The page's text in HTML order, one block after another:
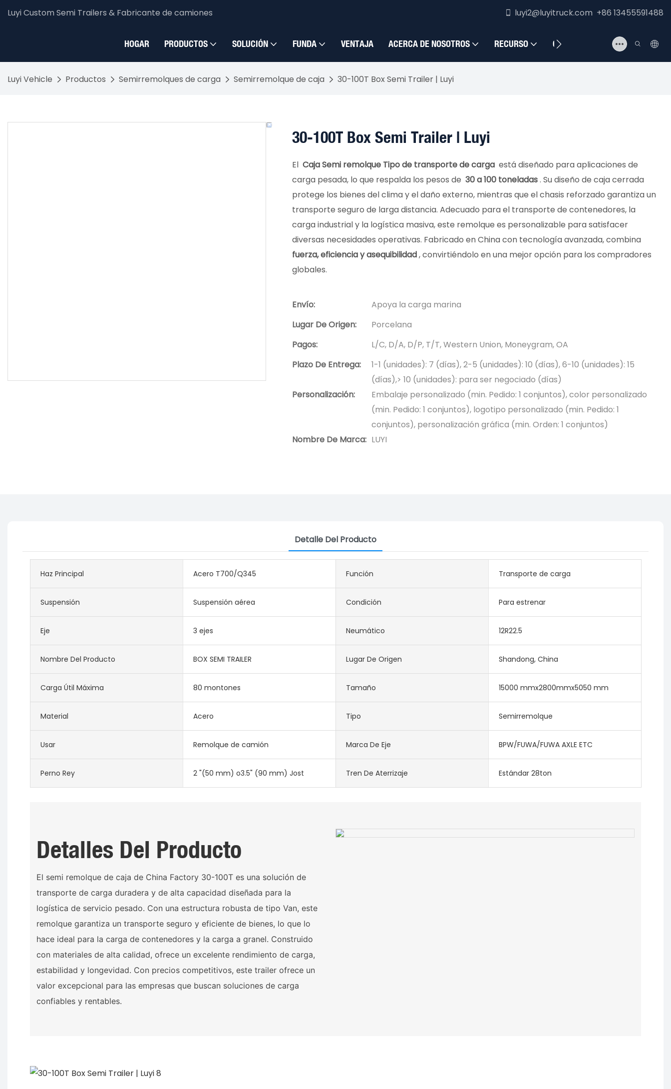
Luyi Custom Semi Trailers & Fabricante de camiones luyi2@luyitruck.com +86 13455591488
HOGAR PRODUCTOS SOLUCIÓN FUNDA VENTAJA ACERCA DE NOSOTROS RECURSO CONTÁCTENOS
Luyi Vehicle Productos Semirremolques de carga Semirremolque de caja 30-100T Box Semi Trailer | Luyi
30-100T Box Semi Trailer | Luyi
El Caja Semi remolque Tipo de transporte de carga está diseñado para aplicaciones de
carga pesada, lo que respalda los pesos de 30 a 100 toneladas. Su diseño de caja cerrada
protege los bienes del clima y el daño externo, mientras que el chasis reforzado garantiza un
transporte seguro de larga distancia. Adecuado para el transporte de contenedores, la
carga industrial y la logística masiva, este remolque es personalizable para satisfacer
diversas necesidades operativas. Fabricado en China con tecnología avanzada, combina
fuerza, eficiencia y asequibilidad, convirtiéndolo en una mejor opción para los compradores
globales.
Envío:
Apoya la carga marina
Lugar De Origen:
Porcelana
Pagos:
L/C, D/A, D/P, T/T, Western Union, Moneygram, OA
Plazo De Entrega:
1-1 (unidades): 7 (días), 2-5 (unidades): 10 (días), 6-10 (unidades): 15
(días),> 10 (unidades): para ser negociado (días)
Personalización:
Embalaje personalizado (min. Pedido: 1 conjuntos), color personalizado
(min. Pedido: 1 conjuntos), logotipo personalizado (min. Pedido: 1
conjuntos), personalización gráfica (min. Orden: 1 conjuntos)
Nombre De Marca: LUYI
Detalle Del Producto
Haz Principal Acero T700/Q345 Función Transporte de carga
Suspensión Suspensión aérea Condición Para estrenar
Eje 3 ejes Neumático 12R22.5
Nombre Del Producto BOX SEMI TRAILER Lugar De Origen Shandong, China
Carga Útil Máxima 80 montones Tamaño 15000 mmx2800mmx5050 mm
Material Acero Tipo Semirremolque
Usar Remolque de camión Marca De Eje BPW/FUWA/FUWA AXLE ETC
Perno Rey 2 "(50 mm) o3.5" (90 mm) Jost Tren De Aterrizaje Estándar 28ton
Detalles Del Producto
El semi remolque de caja de China Factory 30-100T es una solución de
transporte de carga duradera y de alta capacidad diseñada para la
logística de servicio pesado. Con una estructura robusta de tipo Van, este
remolque garantiza un transporte seguro y eficiente de bienes, lo que lo
hace ideal para la carga de contenedores y la carga a granel. Construido
con materiales de alta calidad, ofrece un excelente rendimiento de carga,
estabilidad y longevidad. Con precios competitivos, este trailer ofrece un
valor excepcional para las empresas que buscan soluciones de carga
confiables y rentables.